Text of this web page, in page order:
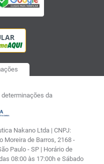
da
Nakano Ltda | CNPJ:
Moreira de Barros, 2168 -
Paulo - SP | Horário de
08:00 às 17:00h e Sábado